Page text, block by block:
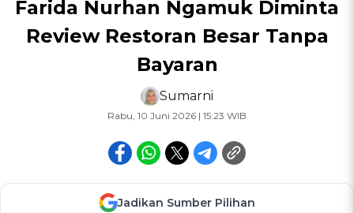
Farida Nurhan Ngamuk Diminta
Review Restoran Besar Tanpa
Bayaran
Sumarni
Rabu, 10 Juni 2026 | 15:23 WIB
Jadikan Sumber Pilihan